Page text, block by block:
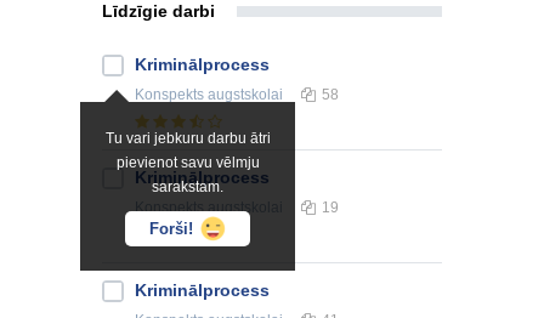
Līdzīgie darbi
Tu vari jebkuru darbu ātri
pievienot savu vēlmju
sarakstam.
Forši!
Kriminālprocess
Konspekts augstskolai 58
Kriminālprocess
Konspektsaugstskolai 19
Kriminālprocess